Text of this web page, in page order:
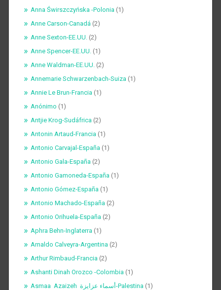
Anna Świrszczyńska -Polonia (1)
Anne Carson-Canadá (2)
Anne Sexton-EE.UU. (2)
Anne Spencer-EE.UU. (1)
Anne Waldman-EE.UU. (2)
Annemarie Schwarzenbach-Suiza (1)
Annie Le Brun-Francia (1)
Anónimo (1)
Antjie Krog-Sudáfrica (2)
Antonin Artaud-Francia (1)
Antonio Carvajal-España (1)
Antonio Gala-España (2)
Antonio Gamoneda-España (1)
Antonio Gómez-España (1)
Antonio Machado-España (2)
Antonio Orihuela-España (2)
Aphra Behn-Inglaterra (1)
Arnaldo Calveyra-Argentina (2)
Arthur Rimbaud-Francia (2)
Ashanti Dinah Orozco -Colombia (1)
Asmaa Azaizeh أسماء عزايزة-Palestina (1)